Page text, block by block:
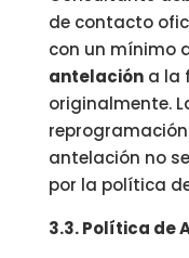
de contacto
con un mínimo
antelacióna la
originalmente.
antelación no
por la política
3.3. Política de